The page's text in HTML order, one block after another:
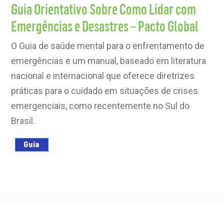
Guia Orientativo Sobre Como Lidar com
Emergências e Desastres – Pacto Global
O Guia de saúde mental para o enfrentamento de
emergências e um manual, baseado em literatura
nacional e internacional que oferece diretrizes
práticas para o cuidado em situações de crises
emergenciais, como recentemente no Sul do
Brasil.